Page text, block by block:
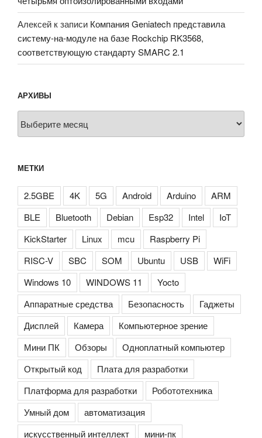
Алексей к записи Компания Geniatech представила
систему-на-модуле на базе Rockchip RK3568,
соответствующую стандарту SMARC 2.1
АРХИВЫ
МЕТКИ
2.5GBE 4K 5G Android Arduino
ARM
BLE
Bluetooth Debian Esp32 Intel
IoT
KickStarter
Linux mcu
Raspberry Pi
RISC-V
SBC SOM Ubuntu USB
WiFi
Windows 10
WINDOWS 11
Yocto
Аппаратные средства
Безопасность
Гаджеты
Дисплей
Камера
Компьютерное зрение
Мини ПК
Обзоры
Одноплатный компьютер
Открытый код
Плата для разработки
Платформа для разработки
Робототехника
Умный дом
автоматизация
искусственный интеллект
мини-пк